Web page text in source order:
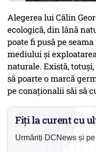
Alegerea lui Călin
ecologică, din lână
poate fi pusă pe
mediului și
naturale. Există, totuși,
să poarte o marcă
pe conaționalii săi să
Fiți la curent cu
Urmăriți DCNews și pe